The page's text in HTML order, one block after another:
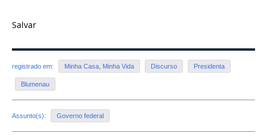
Salvar
registrado em: Minha Casa, Minha Vida Discurso Presidenta
Blumenau
Assunto(s): Governo federal